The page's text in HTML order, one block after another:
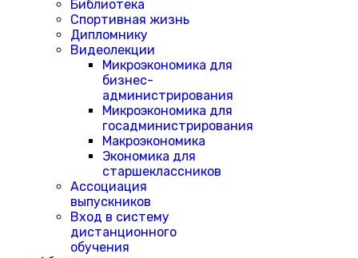
Библиотека
Спортивная жизнь
Дипломнику
Видеолекции
Микроэкономика для
бизнес-
администрирования
Микроэкономика для
госадминистрирования
Макроэкономика
Экономика для
старшеклассников
Ассоциация
выпускников
Вход в систему
дистанционного
обучения